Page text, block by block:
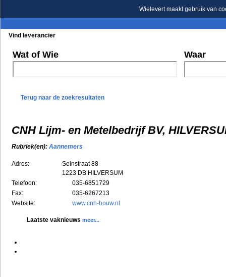
Wielevert maakt gebruik van
Vind leverancier
Wat of Wie Waar
Terug naar de zoekresultaten
CNH Lijm- en Metelbedrijf BV,
Rubriek(en): Aannemers
Adres:
Seinstraat 88
1223 DB HILVERSUM
Telefoon:
035-6851729
Fax:
035-6267213
Website:
www.cnh-bouw.nl
Laatste vaknieuws meer...